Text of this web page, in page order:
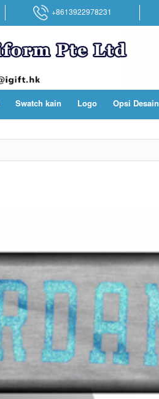
+8613922978231
Swatch kain Logo Opsi Desain